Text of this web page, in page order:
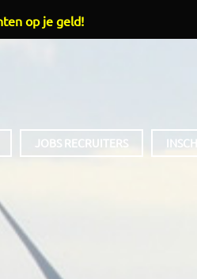
JOBS RECRUITERS
op je geld!